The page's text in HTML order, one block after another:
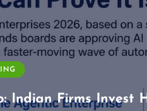
Indian Firms Invest